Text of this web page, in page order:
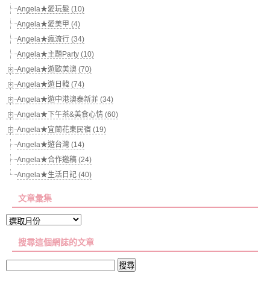
Angela★愛玩髮 (10)
Angela★愛美甲 (4)
Angela★瘋流行 (34)
Angela★主題Party (10)
Angela★遊歐美澳 (70)
Angela★遊日韓 (74)
Angela★遊中港澳泰新菲 (34)
Angela★下午茶&美食心情 (60)
Angela★宜蘭花東民宿 (19)
Angela★遊台灣 (14)
Angela★合作邀稿 (24)
Angela★生活日記 (40)
文章彙集
文
彙
搜尋這個網誌的文章